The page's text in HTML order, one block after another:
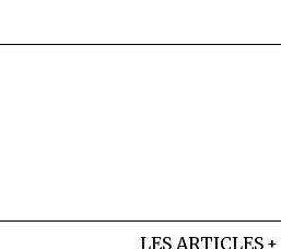
LES ARTICLES